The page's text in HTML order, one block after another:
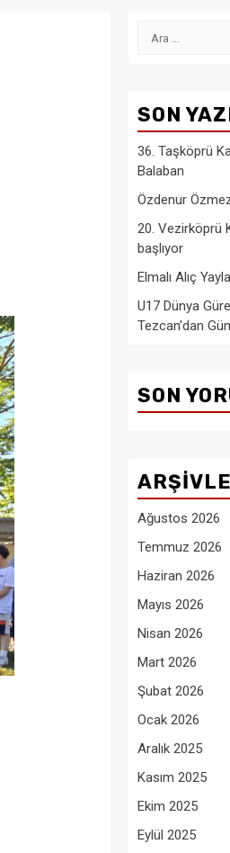
Arama:
SON
36. Taşköprü
Balaban
Özdenur
20. Vezirköprü
başlıyor
Elmalı Alıç
U17 Dünya
Tezcan’dan
SON
Ağustos 2026
Temmuz 2026
Haziran 2026
Mayıs 2026
Nisan 2026
Mart 2026
Şubat 2026
Ocak 2026
Aralık 2025
Kasım 2025
Ekim 2025
Eylül 2025